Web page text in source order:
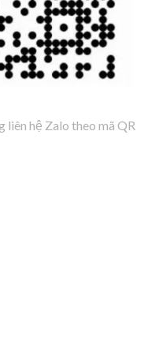
hệ Zalo theo mã QR